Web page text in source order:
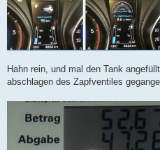
Hahn rein, und mal den Tank
abschlagen des Zapfventiles